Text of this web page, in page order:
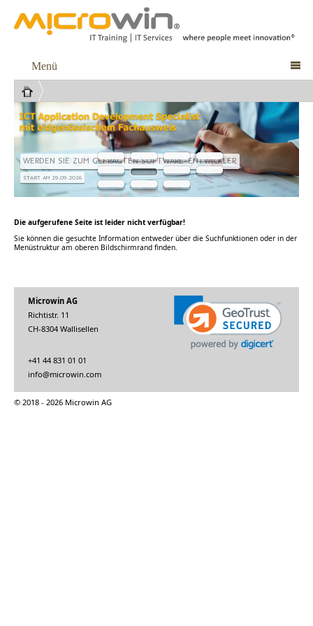
Menü 
WERDEN SIE ZUM GEFRAGTEN SOFTWARE-ENTWICKLER
START AM 29.09.2026
Die aufgerufene Seite ist leider nicht verfügbar!
Sie können die gesuchte Information entweder über die Suchfunktionen oder in der
Menüstruktur am oberen Bildschirmrand finden.
Microwin AG
Richtistr. 11
CH-8304 Wallisellen
+41 44 831 01 01
info@microwin.com
© 2018 - 2026 Microwin AG